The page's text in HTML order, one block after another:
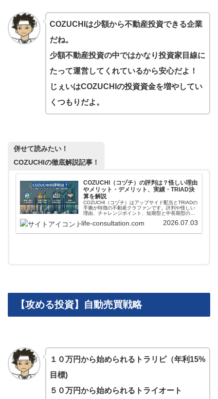
COZUCHIは少額から不動産投資できる企業
だね。
少額不動産投資の中ではかなり投資家目線に
たって運営してくれているから安心だよ！
じぇいはCOZUCHIの投資資金を増やしてい
くつもりだよ。
併せて読みたい！
COZUCHIの徹底解説記事！
COZUCHI（コヅチ）の評判は？怪しい理由
やメリット・デメリット、実績・TRIAD決
算を解説
COZUCHI（コヅチ）はアップサイド配当とTRIADの
手腕が特徴の不動産クラファンです。評判や怪しい
理由、チャレンジポイント、短期型と中長期型の違
家目線で解説します。
j-life-consultation.com 2026.07.03
【攻める投資】自動売買戦略
１０万円から始められるトラリピ（年利15%
目標)
５０万円から始められるトライオート